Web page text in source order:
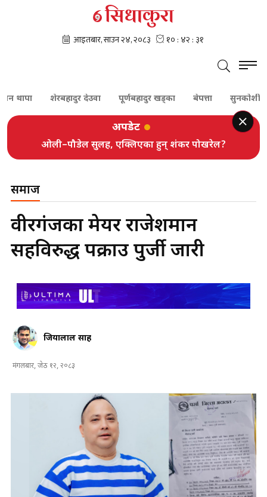
शेरबहादुर देउवा पूर्णबहादुर खड्का बेपत्ता सुनकोशी
अपडेट
ओली–पौडेल सुलह, एक्लिएका हुन् शंकर पोखरेल?
समाज
वीरगंजका मेयर राजेशमान
सिंहविरुद्ध पक्राउ पुर्जी जारी
जियालाल साह
मंगलबार, जेठ १२, २०८३